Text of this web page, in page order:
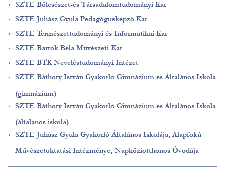
SZTE Bölcsészet-és Társadalomtudományi Kar
SZTE Juhász Gyula Pedagógusképző Kar
SZTE Természettudományi és Informatikai Kar
SZTE Bartók Béla Művészeti Kar
SZTE BTK Neveléstudományi Intézet
SZTE Báthory István Gyakorló Gimnázium és Általános Iskola
(gimnázium)
SZTE Báthory István Gyakorló Gimnázium és Általános Iskola
(általános iskola)
SZTE Juhász Gyula Gyakorló Általános Iskolája, Alapfokú
Művészetoktatási Intézménye, Napköziotthonos Óvodája